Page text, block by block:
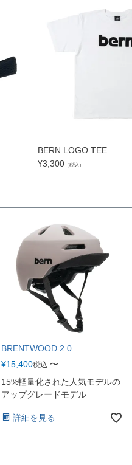
BERN LOGO TEE
¥3,300 （税込）
BRENTWOOD 2.0
¥15,400税込 〜
15%軽量化された人気モデルの
アップグレードモデル
詳細を見る